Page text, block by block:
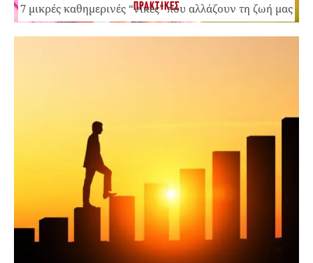
ΠΡΑΚΤΙΚΕΣ
7 μικρές καθημερινές “νίκες” που αλλάζουν τη ζωή μας